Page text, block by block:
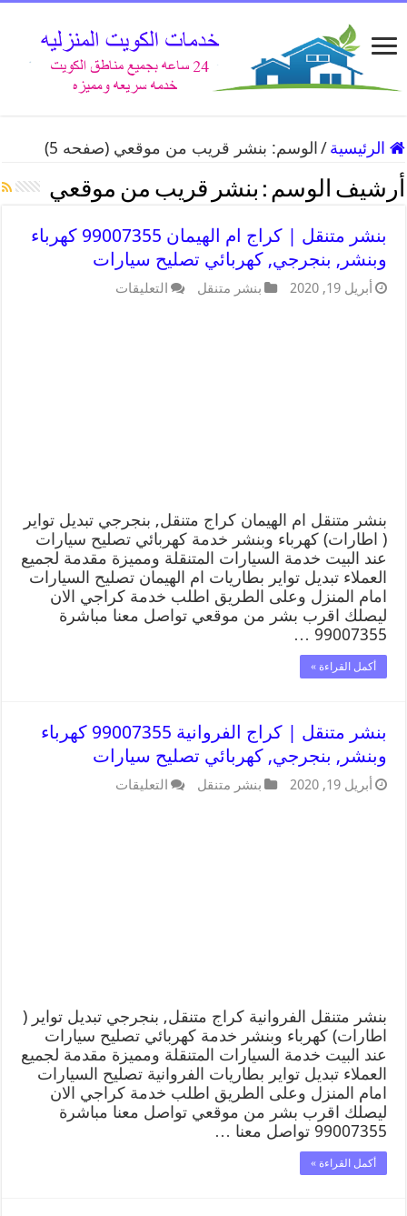
الرئيسية / الوسم: بنشر قريب من موقعي (صفحه 5)
أرشيف الوسم : بنشر قريب من موقعي
بنشر متنقل | كراج ام الهيمان 99007355 كهرباء
وبنشر, بنجرجي, كهربائي تصليح سيارات
أبريل 19, 2020 بنشر متنقل التعليقات
بنشر متنقل ام الهيمان كراج متنقل, بنجرجي تبديل تواير
( اطارات) كهرباء وبنشر خدمة كهربائي تصليح سيارات
عند البيت خدمة السيارات المتنقلة ومميزة مقدمة لجميع
العملاء تبديل تواير بطاريات ام الهيمان تصليح السيارات
امام المنزل وعلى الطريق اطلب خدمة كراجي الان
ليصلك اقرب بشر من موقعي تواصل معنا مباشرة
99007355 …
أكمل القراءة »
بنشر متنقل | كراج الفروانية 99007355 كهرباء
وبنشر, بنجرجي, كهربائي تصليح سيارات
أبريل 19, 2020 بنشر متنقل التعليقات
بنشر متنقل الفروانية كراج متنقل, بنجرجي تبديل تواير (
اطارات) كهرباء وبنشر خدمة كهربائي تصليح سيارات
عند البيت خدمة السيارات المتنقلة ومميزة مقدمة لجميع
العملاء تبديل تواير بطاريات الفروانية تصليح السيارات
امام المنزل وعلى الطريق اطلب خدمة كراجي الان
ليصلك اقرب بشر من موقعي تواصل معنا مباشرة
99007355 تواصل معنا …
أكمل القراءة »